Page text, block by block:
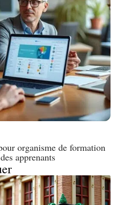
organisme de formation
apprenants